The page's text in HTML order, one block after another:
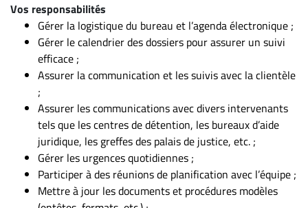
S’abonner
FAQ
Politique de
confidentialité
Vos responsabilités
Gérer la logistique du bureau et l’agenda électronique ;
Gérer le calendrier des dossiers pour assurer un suivi
efficace ;
Assurer la communication et les suivis avec la clientèle
;
Assurer les communications avec divers intervenants
tels que les centres de détention, les bureaux d’aide
juridique, les greffes des palais de justice, etc. ;
Gérer les urgences quotidiennes ;
Participer à des réunions de planification avec l’équipe ;
Mettre à jour les documents et procédures modèles